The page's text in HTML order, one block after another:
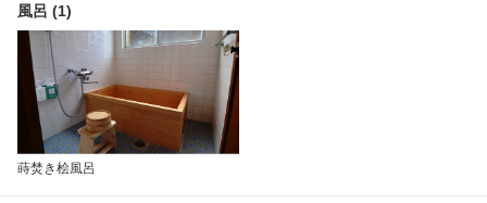
風呂 (1)
蒔焚き桧風呂